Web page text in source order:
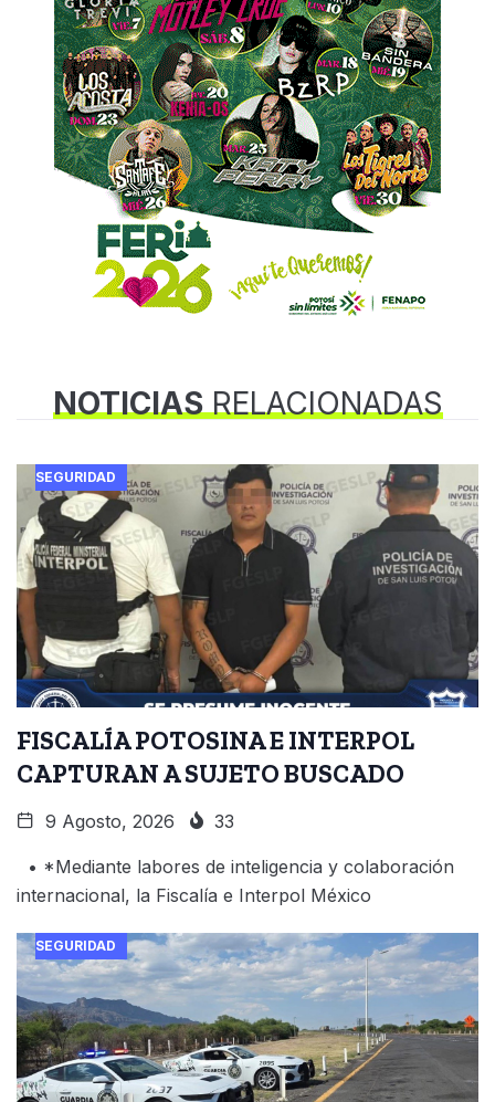
NOTICIASRELACIONADAS
SEGURIDAD
FISCALÍA POTOSINA E INTERPOL
CAPTURAN A SUJETO BUSCADO
9 Agosto, 2026 33
• *Mediante labores de inteligencia y colaboración
internacional, la Fiscalía e Interpol México
SEGURIDAD